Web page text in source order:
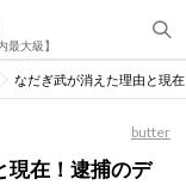
大級】
なだぎ武が消えた理由と現
butter
現在！逮捕のデ